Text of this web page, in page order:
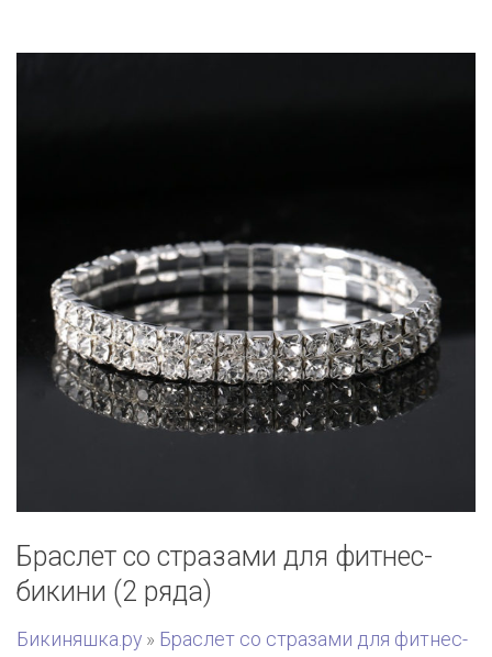
Браслет со стразами для фитнес-
бикини (2 ряда)
Бикиняшка.ру » Браслет со стразами для фитнес-